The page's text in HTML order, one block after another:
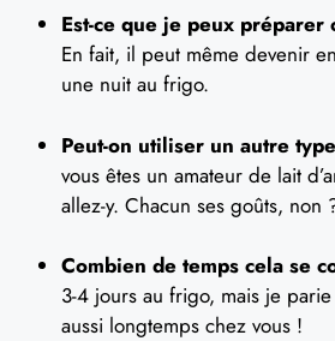
Est-ce que je peux
En fait, il peut même devenir
une nuit au frigo.
Peut-on utiliser un autre
vous êtes un amateur de lait
allez-y. Chacun ses goûts, non
Combien de temps cela se
3-4 jours au frigo, mais je
aussi longtemps chez vous !